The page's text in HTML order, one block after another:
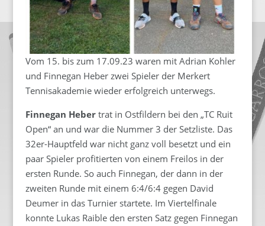
Vom 15. bis zum 17.09.23 waren mit Adrian Kohler
und Finnegan Heber zwei Spieler der Merkert
Tennisakademie wieder erfolgreich unterwegs.
Finnegan Hebertrat in Ostfildern bei den „TC Ruit
Open“ an und war die Nummer 3 der Setzliste. Das
32er-Hauptfeld war nicht ganz voll besetzt und ein
paar Spieler profitierten von einem Freilos in der
ersten Runde. So auch Finnegan, der dann in der
zweiten Runde mit einem 6:4/6:4 gegen David
Deumer in das Turnier startete. Im Viertelfinale
konnte Lukas Raible den ersten Satz gegen Finnegan